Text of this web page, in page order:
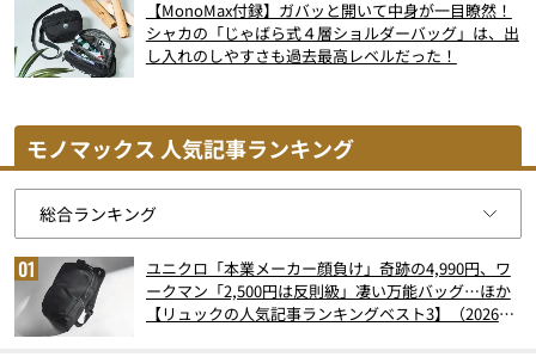
【MonoMax付録】ガバッと開いて中身が一目瞭然！
シャカの「じゃばら式４層ショルダーバッグ」は、出
し入れのしやすさも過去最高レベルだった！
モノマックス 人気記事ランキング
ユニクロ「本業メーカー顔負け」奇跡の4,990円、ワ
ークマン「2,500円は反則級」凄い万能バッグ…ほか
【リュックの人気記事ランキングベスト3】（2026年